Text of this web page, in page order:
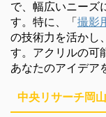
で、幅広いニーズ
す。特に、「撮影
の技術力を活かし
す。アクリルの可
あなたのアイデア
中央リサーチ岡山